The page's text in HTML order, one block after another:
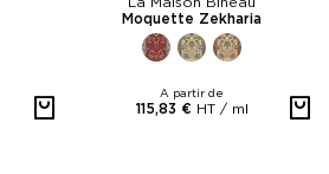
Moquette Zekharia
A partir de
115,83 € HT / ml